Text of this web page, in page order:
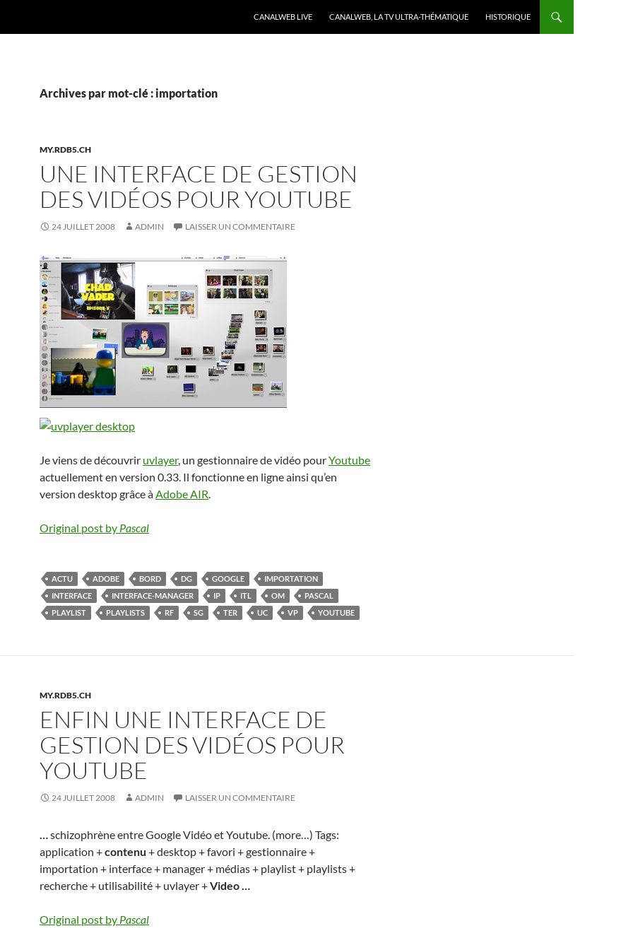
CANALWEB LIVE CANALWEB, LA TV ULTRA-THÉMATIQUE HISTORIQUE
Archives par mot-clé : importation
MY.RDB5.CH
UNE INTERFACE DE GESTION
DES VIDÉOS POUR YOUTUBE
24 JUILLET 2008 ADMIN LAISSER UN COMMENTAIRE
Je viens de découvrir uvlayer, un gestionnaire de vidéo pourYoutube
actuellement en version 0.33. Il fonctionne en ligne ainsi qu’en
version desktop grâce àAdobe AIR.
Original post by Pascal
ACTU ADOBE BORD DG GOOGLE
IMPORTATION
INTERFACE
INTERFACE-MANAGER IP ITL OM
PASCAL
PLAYLIST
PLAYLISTS RF SG TER UC VP YOUTUBE
MY.RDB5.CH
ENFIN UNE INTERFACE DE
GESTION DES VIDÉOS POUR
YOUTUBE
24 JUILLET 2008 ADMIN LAISSER UN COMMENTAIRE
…schizophrène entre Google Vidéo et Youtube. (more…) Tags:
application +contenu + desktop + favori + gestionnaire +
importation + interface + manager + médias + playlist + playlists +
recherche + utilisabilité + uvlayer +Video…
Original post by Pascal